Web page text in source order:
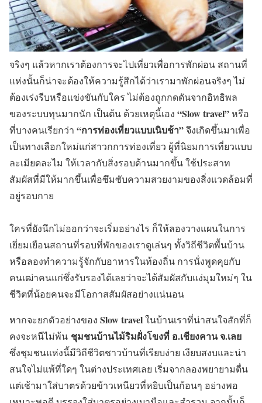
จริงๆ แล้วหากเราต้องการจะไปเที่ยวเพื่อการพักผ่อน สถานที่
แห่งนั้นก็น่าจะต้องให้ความรู้สึกได้ว่าเรามาพักผ่อนจริงๆ ไม่
ต้องเร่งรีบหรือแข่งขันกับใคร ไม่ต้องถูกกดดันจากอิทธิพล
ของระบบทุนมากนัก เป็นต้น ด้วยเหตุนี้เอง “Slow travel”หรือ
ที่บางคนเรียกว่า “การท่องเที่ยวแบบเนิบช้า”จึงเกิดขึ้นมาเพื่อ
เป็นทางเลือกใหม่แก่สาวกการท่องเที่ยว ผู้ที่นิยมการเที่ยวแบบ
ละเมียดละไม ให้เวลากับสิ่งรอบด้านมากขึ้น ใช้ประสาท
สัมผัสที่มีให้มากขึ้นเพื่อซึมซับความสวยงามของสิ่งแวดล้อมที่
อยู่รอบกาย
ใครที่ยังนึกไม่ออกว่าจะเริ่มอย่างไร ก็ให้ลองวางแผนในการ
เยี่ยมเยือนสถานที่รอบที่พักของเราดูเล่นๆ ทั้งวิถีชีวิตพื้นบ้าน
หรือลองทำความรู้จักกับอาหารในท้องถิ่น การนั่งพูดคุยกับ
คนเฒ่าคนแก่ซึ่งรับรองได้เลยว่าจะได้สัมผัสกับแง่มุมใหม่ๆ ใน
ชีวิตที่น้อยคนจะมีโอกาสสัมผัสอย่างแน่นอน
หากจะยกตัวอย่างของ Slow travelในบ้านเราที่น่าสนใจสักที่ก็
คงจะหนีไม่พ้น ชุมชนบ้านไม้ริมฝั่งโขงที่ อ.เชียงคาน จ.เลย
ซึ่งชุมชนแห่งนี้มีวิถีชีวิตชาวบ้านที่เรียบง่าย เงียบสงบและน่า
สนใจไม่แพ้ที่ใดๆ ในต่างประเทศเลย เริ่มจากลองพยายามตื่น
แต่เช้ามาใส่บาตรด้วยข้าวเหนียวที่หยิบเป็นก้อนๆ อย่างพอ